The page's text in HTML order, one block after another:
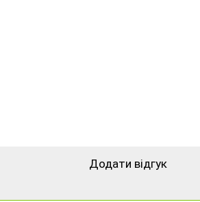
Додати відгук